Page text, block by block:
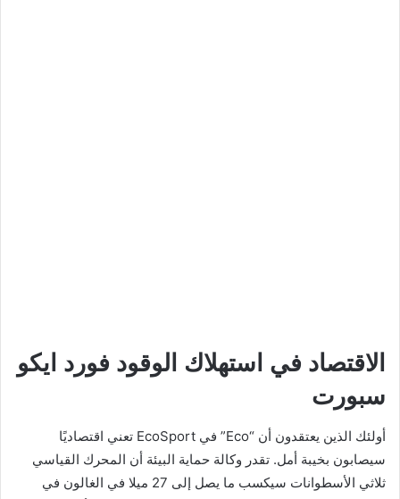
الاقتصاد في استهلاك الوقود فورد ايكو
سبورت
أولئك الذين يعتقدون أن “Eco” في EcoSport تعني اقتصاديًا
سيصابون بخيبة أمل. تقدر وكالة حماية البيئة أن المحرك القياسي
ثلاثي الأسطوانات سيكسب ما يصل إلى 27 ميلا في الغالون في